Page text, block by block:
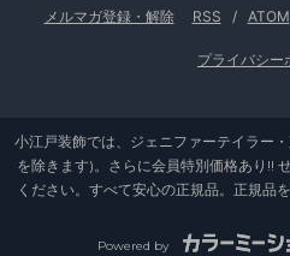
メルマガ登録・解除 RSS / ATOM
プライバシー
小江戸装飾では、ジェニファーテイラー
を除きます)。さらに会員特別価格あり!!
ください。すべて安心の正規品。正規品
Powered by